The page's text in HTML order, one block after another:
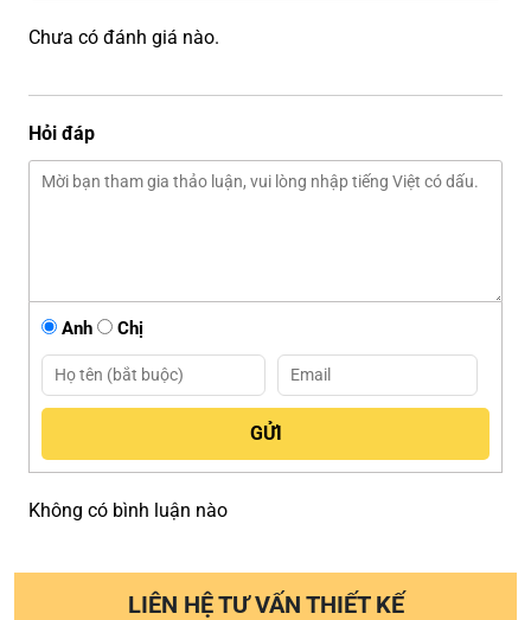
Chưa có đánh giá nào.
Hỏi đáp
Anh Chị
Không có bình luận nào
LIÊN HỆ TƯ VẤN THIẾT KẾ